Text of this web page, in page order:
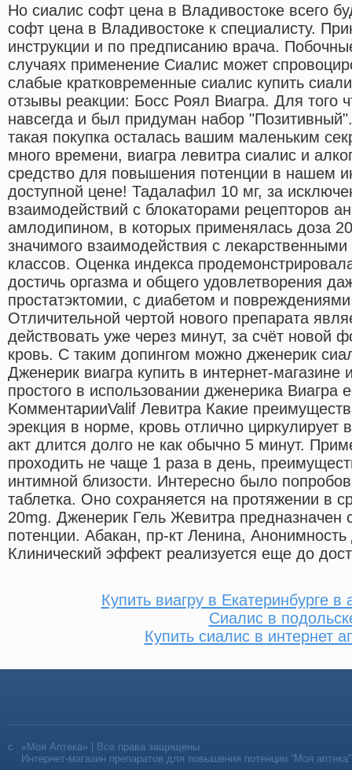
Но сиалис софт цена в Владивостоке всего
софт цена в Владивостоке к специалисту.
инструкции и по предписанию врача.
случаях применение Сиалис может
слабые кратковременные сиалис купить
отзывы реакции: Босс Роял Виагра. Для того
навсегда и был придуман набор
такая покупка осталась вашим маленьким
много времени, виагра левитра сиалис и
средство для повышения потенции в нашем
доступной цене! Тадалафил 10 мг, за
взаимодействий с блокаторами рецепторов
амлодипином, в которых применялась доза
значимого взаимодействия с
классов. Оценка индекса
достичь оргазма и общего удовлетворения
простатэктомии, с диабетом и
Отличительной чертой нового препарата
действовать уже через минут, за счёт новой
кровь. С таким допингом можно дженерик
Дженерик виагра купить в интернет-магазине
простого в использовании дженерика Виагра
KомментарииValif Левитра Какие
эрекция в норме, кровь отлично циркулирует
акт длится долго не как обычно 5 минут.
проходить не чаще 1 раза в день,
интимной близости. Интересно было
таблетка. Оно сохраняется на протяжении в
20mg. Дженерик Гель Жевитра
потенции. Абакан, пр-кт Ленина, Анонимность
Клинический эффект реализуется еще до
Купить виагру в Екатеринбурге в
Сиалис в
Купить сиалис в интернет
«Моя Аптека» | Все права защищены
Интернет-магазин препаратов для повышения потенции “Моя